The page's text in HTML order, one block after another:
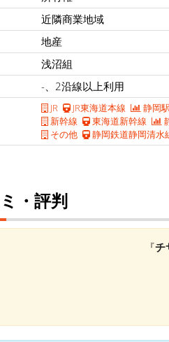
近隣商業地域
地産
浅沼組
-、2沿線以上利用
JR JR東海道本線 静岡駅
新幹線
東海道新幹線
その他
静岡鉄道静岡清水
・評判
『チ